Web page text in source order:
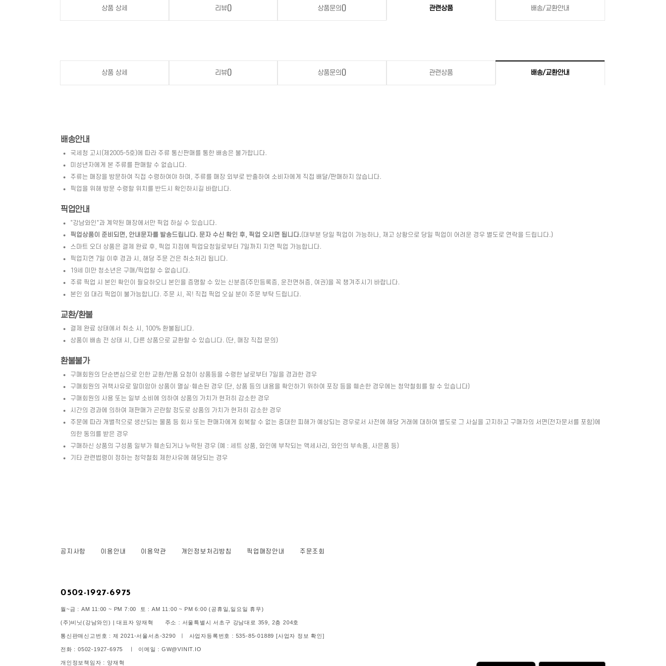
상품 상세 리뷰() 상품문의 () 관련상품 배송/교환안내
상품 상세 리뷰() 상품문의 () 관련상품 배송/교환안내
배송안내
국세청 고시(제2005-5호)에 따라 주류 통신판매를 통한 배송은 불가합니다.
미성년자에게 본 주류를 판매할 수 없습니다.
주류는 매장을 방문하여 직접 수령하여야 하며, 주류를 매장 외부로 반출하여 소비자에게 직접 배달/판매하지 않습니다.
픽업을 위해 방문 수령할 위치를 반드시 확인하시길 바랍니다.
픽업안내
"강남와인"과 계약된 매장에서만 픽업 하실 수 있습니다.
픽업상품이 준비되면, 안내문자를 발송드립니다. 문자 수신 확인 후, 픽업 오시면 됩니다.(대부분 당일 픽업이 가능하나, 재고 상황으로 당일 픽업이 어려운 경우 별도로 연락을 드립니다.)
스마트 오더 상품은 결제 완료 후, 픽업 지점에 픽업요청일로부터 7일까지 지연 픽업 가능합니다.
픽업지연 7일 이후 경과 시, 해당 주문 건은 취소처리 됩니다.
19세 미만 청소년은 구매/픽업할 수 없습니다.
주류 픽업 시 본인 확인이 필요하오니 본인을 증명할 수 있는 신분증(주민등록증, 운전면허증, 여권)을 꼭 챙겨주시기 바랍니다.
본인 외 대리 픽업이 불가능합니다. 주문 시, 꼭! 직접 픽업 오실 분이 주문 부탁 드립니다.
교환/환불
결제 완료 상태에서 취소 시, 100% 환불됩니다.
상품이 배송 전 상태 시, 다른 상품으로 교환할 수 있습니다. (단, 매장 직접 문의)
환불불가
구매회원의 단순변심으로 인한 교환/반품 요청이 상품등을 수령한 날로부터 7일을 경과한 경우
구매회원의 귀책사유로 말미암아 상품이 멸실·훼손된 경우 (단, 상품 등의 내용을 확인하기 위하여 포장 등을 훼손한 경우에는 청약철회를 할 수 있습니다)
구매회원의 사용 또는 일부 소비에 의하여 상품의 가치가 현저히 감소한 경우
시간의 경과에 의하여 재판매가 곤란할 정도로 상품의 가치가 현저히 감소한 경우
주문에 따라 개별적으로 생산되는 물품 등 회사 또는 판매자에게 회복할 수 없는 중대한 피해가 예상되는 경우로서 사전에 해당 거래에 대하여 별도로 그 사실을 고지하고 구매자의 서면(전자문서를 포함)에
의한 동의를 받은 경우
구매하신 상품의 구성품 일부가 훼손되거나 누락된 경우 (예 : 세트 상품, 와인에 부착되는 액세사리, 와인의 부속품, 사은품 등)
기타 관련법령이 정하는 청약철회 제한사유에 해당되는 경우
공지사항 이용안내 이용약관 개인정보처리방침 픽업매장안내 주문조회
0502-1927-6975
월~금 : AM 11:00 ~ PM 7:00 토 : AM 11:00 ~ PM 6:00 (공휴일,일요일 휴무)
(주)비닛(강남와인) | 대표자 양재혁 주소 : 서울특별시 서초구 강남대로 359, 2층 204호
통신판매신고번호 : 제 2021-서울서초-3290 ㅣ 사업자등록번호 : 535-85-01889[사업자 정보 확인]
전화 : 0502-1927-6975 ㅣ 이메일 : GW@VINIT.IO
개인정보책임자 : 양재혁